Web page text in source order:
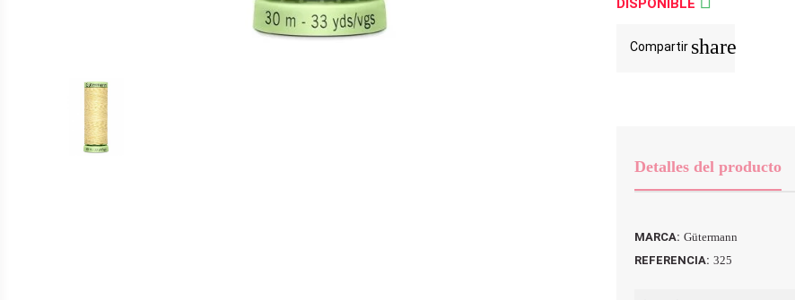
DISPONIBLE
Compartir share
Detalles del producto
MARCA: Gütermann
REFERENCIA: 325